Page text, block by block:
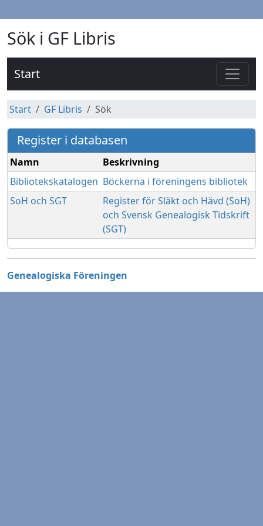
Sök i GF Libris
Start
Start GF Libris Sök
Register i databasen
Namn
Beskrivning
Bibliotekskatalogen Böckerna i föreningens bibliotek
SoH och SGT
Register för Släkt och Hävd (SoH)
och Svensk Genealogisk Tidskrift
(SGT)
Genealogiska Föreningen